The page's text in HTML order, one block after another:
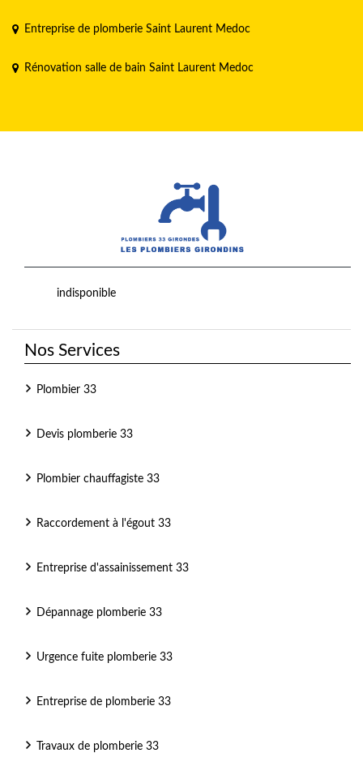
Entreprise de plomberie Saint Laurent Medoc
Rénovation salle de bain Saint Laurent Medoc
indisponible
Nos Services
Plombier 33
Devis plomberie 33
Plombier chauffagiste 33
Raccordement à l'égout 33
Entreprise d'assainissement 33
Dépannage plomberie 33
Urgence fuite plomberie 33
Entreprise de plomberie 33
Travaux de plomberie 33